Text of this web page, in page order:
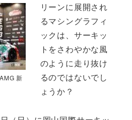
新
リーンに展開され
るマシングラフィ
ックは、サーキッ
トをさわやかな風
のように走り抜け
るのではないでし
ょうか？